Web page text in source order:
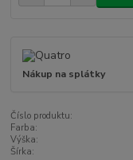
Nákup na splátky
Číslo produktu:
Farba:
Výška:
Šírka: